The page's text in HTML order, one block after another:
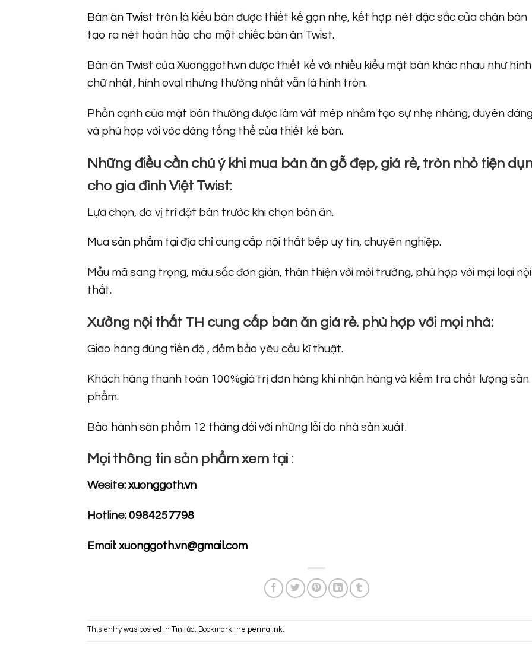
Bàn ăn Twist tròn là kiểu bàn được thiết kế gọn nhẹ, kết hợp nét đặc sắc của chân bàn
tạo ra nét hoàn hảo cho một chiếc bàn ăn Twist.
Bàn ăn Twist của Xuonggoth.vn được thiết kế với nhiều kiểu mặt bàn khác nhau như hình
chữ nhật, hình oval nhưng thường nhất vẫn là hình tròn.
Phần cạnh của mặt bàn thường được làm vát mép nhằm tạo sự nhẹ nhàng, duyên
và phù hợp với vóc dáng tổng thể của thiết kế bàn.
Những điều cần chú ý khi mua bàn ăn gỗ đẹp, giá rẻ, tròn nhỏ tiện
cho gia đình Việt Twist:
Lựa chọn, đo vị trí đặt bàn trước khi chọn bàn ăn.
Mua sản phẩm tại địa chỉ cung cấp nội thất bếp uy tín, chuyên nghiệp.
Mẫu mã sang trọng, màu sắc đơn giản, thân thiện với môi trường, phù hợp với mọi loại nội
thất.
Xưởng nội thất TH cung cấp bàn ăn giá rẻ. phù hợp với mọi nhà:
Giao hàng đúng tiến độ , đảm bảo yêu cầu kĩ thuật.
Khách hàng thanh toán 100%giá trị đơn hàng khi nhận hàng và kiểm tra chất lượng sản
phẩm.
Bảo hành săn phẩm 12 tháng đối với những lỗi do nhà sản xuất.
Mọi thông tin sản phẩm xem tại :
Wesite: xuonggoth.vn
Hotline: 0984257798
Email: xuonggoth.vn@gmail.com
This entry was posted in Tin tức. Bookmark the permalink.